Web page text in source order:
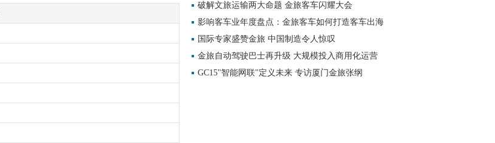
破解文旅运输两大命题 金旅客车闪耀大会
影响客车业年度盘点：金旅客车如何打造客车出海
“中国样本”
国际专家盛赞金旅 中国制造令人惊叹
金旅自动驾驶巴士再升级 大规模投入商用化运营
GC15"智能网联"定义未来 专访厦门金旅张纲